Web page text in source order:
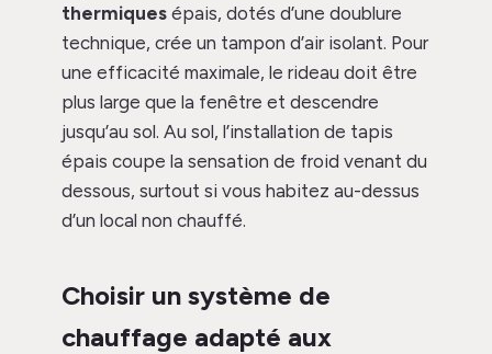
thermiques épais, dotés d’une doublure
technique, crée un tampon d’air isolant. Pour
une efficacité maximale, le rideau doit être
plus large que la fenêtre et descendre
jusqu’au sol. Au sol, l’installation de tapis
épais coupe la sensation de froid venant du
dessous, surtout si vous habitez au-dessus
d’un local non chauffé.
Choisir un système de
chauffage adapté aux